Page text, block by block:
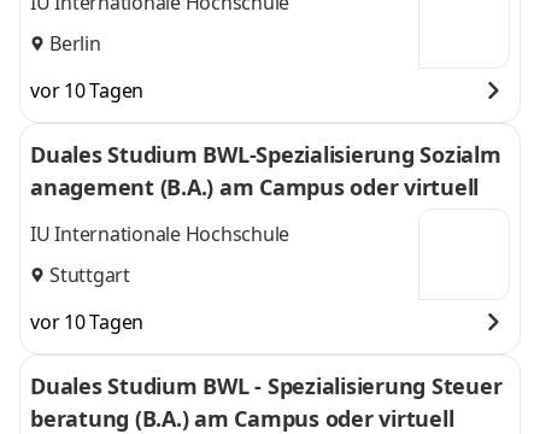
Berlin
vor 10 Tagen
Duales Studium BWL-Spezialisierung Sozialm
anagement (B.A.) am Campus oder virtuell
IU Internationale Hochschule
Stuttgart
vor 10 Tagen
Duales Studium BWL - Spezialisierung Steuer
beratung (B.A.) am Campus oder virtuell